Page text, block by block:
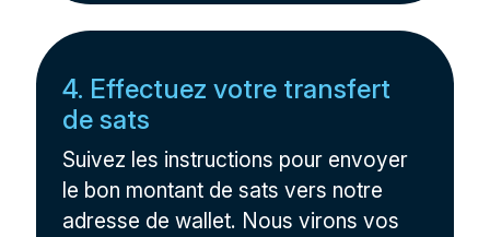
4. Effectuez votre transfert
de sats
Suivez les instructions pour envoyer
le bon montant de sats vers notre
adresse de wallet. Nous virons vos